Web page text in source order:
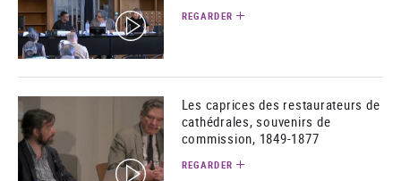
(video) REGARDER
(video)
Les caprices des restaurateurs de
cathédrales, souvenirs de
commission, 1849-1877
REGARDER